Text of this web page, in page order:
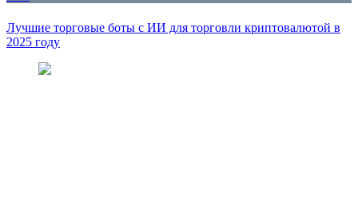
Лучшие торговые боты с ИИ для торговли криптовалютой в
2025 году